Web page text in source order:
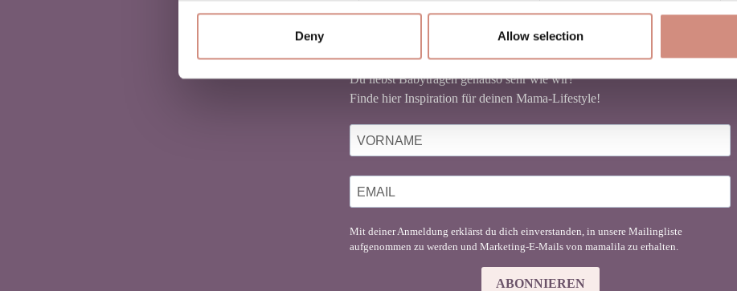
Deny Allow selection
NEWSLETTER BABYTRAGEN
Du liebst Babytragen genauso sehr wie wir?
Finde hier Inspiration für deinen Mama-Lifestyle!
Mit deiner Anmeldung erklärst du dich einverstanden, in unsere Mailingliste
aufgenommen zu werden und Marketing-E-Mails von mamalila zu erhalten.
ABONNIEREN